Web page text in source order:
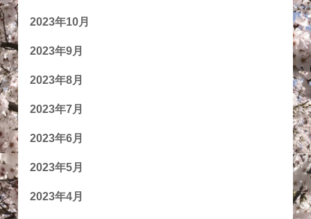
2023年10月
2023年9月
2023年8月
2023年7月
2023年6月
2023年5月
2023年4月